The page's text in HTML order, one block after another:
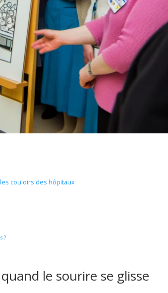
couloirs des hôpitaux
?
le sourire se glisse